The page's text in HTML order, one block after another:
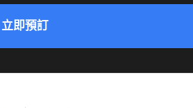
立即預訂